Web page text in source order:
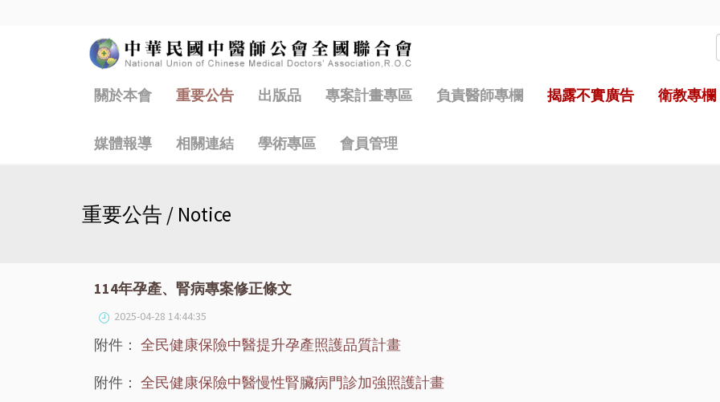
關於本會 重要公告 出版品 專案計畫專區 負責醫師專欄 揭露不實廣告 衛教專欄
媒體報導 相關連結 學術專區 會員管理
重要公告 / Notice
114年孕產、腎病專案修正條文
2025-04-28 14:44:35
附件： 全民健康保險中醫提升孕產照護品質計畫
附件： 全民健康保險中醫慢性腎臟病門診加強照護計畫